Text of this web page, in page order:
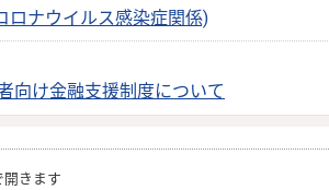
ロナウイルス感染症関係)
向け金融支援制度について
開きます